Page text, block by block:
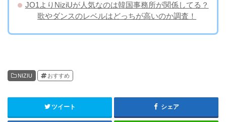
JO1よりNiziUが人気なのは韓国事務所が関係してる？
歌やダンスのレベルはどっちが高いのか調査！
NIZIU おすすめ
ツイート シェア